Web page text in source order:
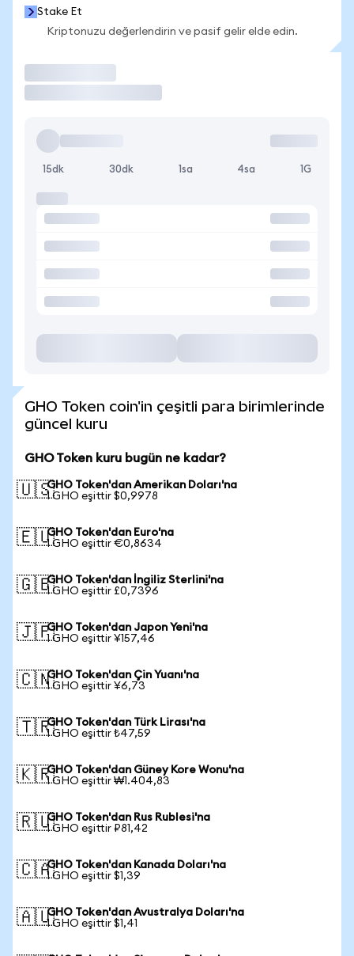
Stake Et
Kriptonuzu değerlendirin ve pasif gelir elde edin.
15dk 30dk 1sa 4sa 1G
GHO Token coin'in çeşitli para birimlerinde
güncel kuru
GHO Token kuru bugün ne kadar?
🇺🇸GHO Token'dan Amerikan Doları'na
1 GHO eşittir $0,9978
🇪🇺GHO Token'dan Euro'na
1 GHO eşittir €0,8634
🇬🇧GHO Token'dan İngiliz Sterlini'na
1 GHO eşittir £0,7396
🇯🇵GHO Token'dan Japon Yeni'na
1 GHO eşittir ¥157,46
🇨🇳GHO Token'dan Çin Yuanı'na
1 GHO eşittir ¥6,73
🇹🇷GHO Token'dan Türk Lirası'na
1 GHO eşittir ₺47,59
🇰🇷GHO Token'dan Güney Kore Wonu'na
1 GHO eşittir ₩1.404,83
🇷🇺GHO Token'dan Rus Rublesi'na
1 GHO eşittir ₽81,42
🇨🇦GHO Token'dan Kanada Doları'na
1 GHO eşittir $1,39
🇦🇺GHO Token'dan Avustralya Doları'na
1 GHO eşittir $1,41